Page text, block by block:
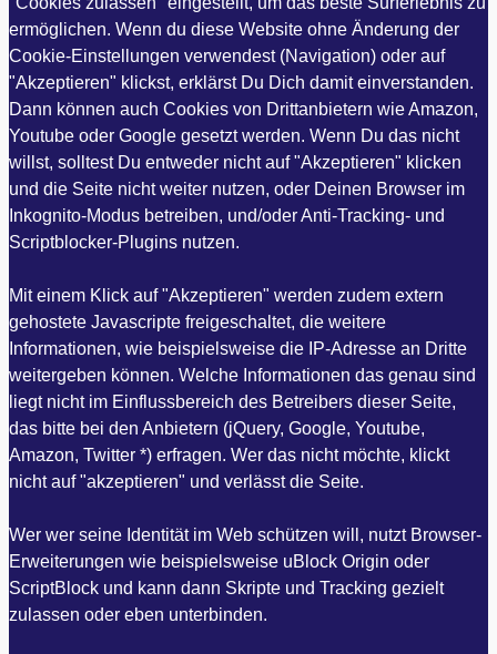
ermöglichen. Wenn du diese Website ohne Änderung der
Cookie-Einstellungen verwendest (Navigation) oder auf
"Akzeptieren" klickst, erklärst Du Dich damit einverstanden.
Dann können auch Cookies von Drittanbietern wie Amazon,
Youtube oder Google gesetzt werden. Wenn Du das nicht
willst, solltest Du entweder nicht auf "Akzeptieren" klicken
und die Seite nicht weiter nutzen, oder Deinen Browser im
Inkognito-Modus betreiben, und/oder Anti-Tracking- und
Scriptblocker-Plugins nutzen.
Mit einem Klick auf "Akzeptieren" werden zudem extern
gehostete Javascripte freigeschaltet, die weitere
Informationen, wie beispielsweise die IP-Adresse an Dritte
weitergeben können. Welche Informationen das genau sind
liegt nicht im Einflussbereich des Betreibers dieser Seite,
das bitte bei den Anbietern (jQuery, Google, Youtube,
Amazon, Twitter *) erfragen. Wer das nicht möchte, klickt
nicht auf "akzeptieren" und verlässt die Seite.
Wer wer seine Identität im Web schützen will, nutzt Browser-
Erweiterungen wie beispielsweise uBlock Origin oder
ScriptBlock und kann dann Skripte und Tracking gezielt
zulassen oder eben unterbinden.